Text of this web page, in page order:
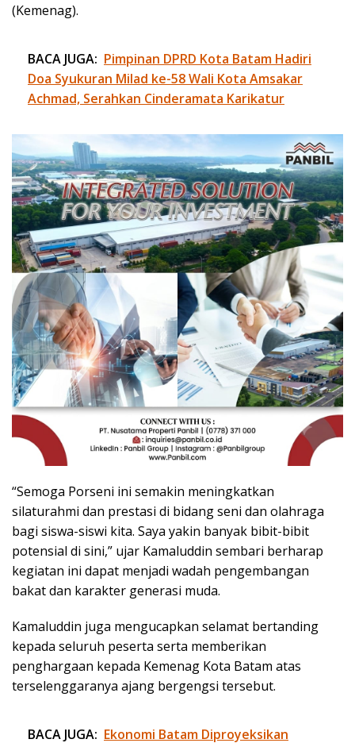
(Kemenag).
BACA JUGA: Pimpinan DPRD Kota Batam Hadiri
Doa Syukuran Milad ke-58 Wali Kota Amsakar
Achmad, Serahkan Cinderamata Karikatur
“Semoga Porseni ini semakin meningkatkan
silaturahmi dan prestasi di bidang seni dan olahraga
bagi siswa-siswi kita. Saya yakin banyak bibit-bibit
potensial di sini,” ujar Kamaluddin sembari berharap
kegiatan ini dapat menjadi wadah pengembangan
bakat dan karakter generasi muda.
Kamaluddin juga mengucapkan selamat bertanding
kepada seluruh peserta serta memberikan
penghargaan kepada Kemenag Kota Batam atas
terselenggaranya ajang bergengsi tersebut.
BACA JUGA: Ekonomi Batam Diproyeksikan